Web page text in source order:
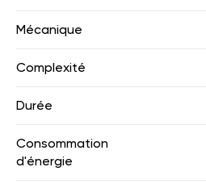
Mécanique
Complexité
Durée
Consommation
d'énergie